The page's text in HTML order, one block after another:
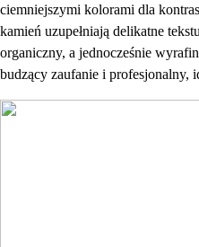
ciemniejszymi kolorami dla
kamień uzupełniają delikatne
organiczny, a jednocześnie
budzący zaufanie i profesjonalny,